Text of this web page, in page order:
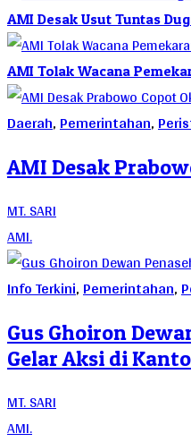
AMI Desak Usut Tuntas
AMI Tolak Wacana
Daerah,Pemerintahan,
AMI Desak
MT. SARI
AMI.
Info Terkini,Pemerintahan,
Gus Ghoiron
Gelar Aksi di
MT. SARI
AMI.